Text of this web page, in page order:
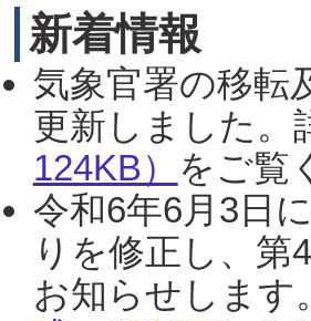
新着情報
気象官署の移転
更新しました。
124KB） をご覧
令和6年6月3日
りを修正し、
お知らせします